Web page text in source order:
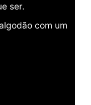
ser.
com um